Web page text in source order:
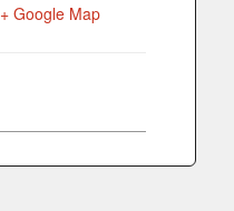
+ Google Map